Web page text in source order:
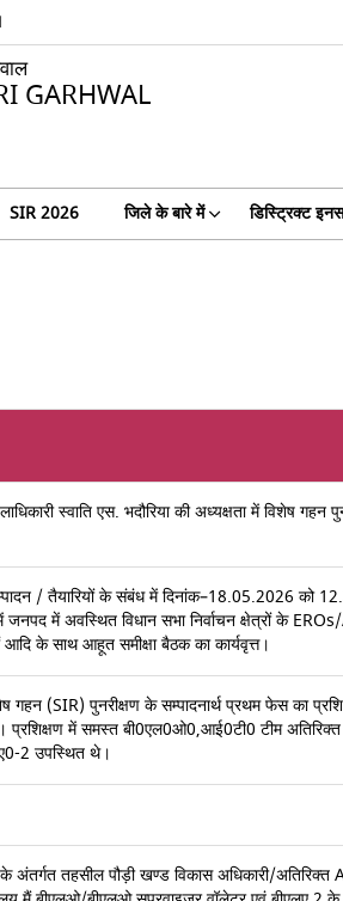
GARHWAL
SIR 2026 जिले के बारे में डिस्ट्रिक्ट
स्वाति एस. भदौरिया की अध्यक्षता में विशेष गहन
/ तैयारियों के संबंध में दिनांक–18.05.2026 को
में जनपद में अवस्थित विधान सभा निर्वाचन क्षेत्रों के
के साथ आहूत समीक्षा बैठक का कार्यवृत्त।
गहन (SIR) पुनरीक्षण के सम्पादनार्थ प्रथम फेस का
प्रशिक्षण में समस्त बी0एल0ओ0,आई0टी0 टीम
2 उपस्थित थे।
के अंतर्गत तहसील पौड़ी खण्ड विकास अधिकारी/